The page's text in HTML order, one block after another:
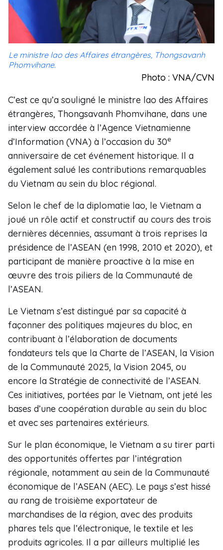
Le ministre lao des Affaires étrangères, Thongsavanh
Phomvihane.
Photo : VNA/CVN
C’est ce qu’a souligné le ministre lao des Affaires
étrangères, Thongsavanh Phomvihane, dans une
interview accordée à l’Agence Vietnamienne
d’Information (VNA) à l’occasion du 30e
anniversaire de cet événement historique. Il a
également salué les contributions remarquables
du Vietnam au sein du bloc régional.
Selon le chef de la diplomatie lao, le Vietnam a
joué un rôle actif et constructif au cours des trois
dernières décennies, assumant à trois reprises la
présidence de l’ASEAN (en 1998, 2010 et 2020), et
participant de manière proactive à la mise en
œuvre des trois piliers de la Communauté de
l’ASEAN.
Le Vietnam s’est distingué par sa capacité à
façonner des politiques majeures du bloc, en
contribuant à l’élaboration de documents
fondateurs tels que la Charte de l’ASEAN, la Vision
de la Communauté 2025, la Vision 2045, ou
encore la Stratégie de connectivité de l’ASEAN.
Ces initiatives, portées par le Vietnam, ont jeté les
bases d’une coopération durable au sein du bloc
et avec ses partenaires extérieurs.
Sur le plan économique, le Vietnam a su tirer parti
des opportunités offertes par l’intégration
régionale, notamment au sein de la Communauté
économique de l’ASEAN (AEC). Le pays s’est hissé
au rang de troisième exportateur de
marchandises de la région, avec des produits
phares tels que l’électronique, le textile et les
produits agricoles. Il a par ailleurs multiplié les